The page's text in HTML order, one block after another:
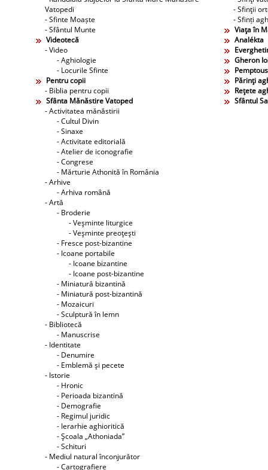
Vatopedi
- Sfinte Moaște
- Sfântul Munte
- Sfinţii
- Sfinți
Viaţa în
Videotecă
- Video
- Aghiologie
- Locurile Sfinte
Analékta
Gheron
Pentru copii
- Biblia pentru copii
Părinţi
Reţete
Sfânta Mănăstire Vatoped
- Activitatea mănăstirii
- Cultul Divin
- Sinaxe
- Activitate editorială
- Atelier de iconografie
- Congrese
- Mărturie Athonită în România
- Arhive
- Arhiva română
- Artă
- Broderie
- Veşminte liturgice
- Veşminte preoţeşti
- Fresce post-bizantine
- Icoane portabile
- Icoane bizantine
- Icoane post-bizantine
- Miniatură bizantină
- Miniatură post-bizantină
- Mozaicuri
- Sculptură în lemn
- Bibliotecă
- Manuscrise
- Identitate
- Denumire
- Emblemă şi pecete
- Istorie
- Hronic
- Perioada bizantină
- Demografie
- Regimul juridic
- Ierarhie aghioritică
- Şcoala „Athoniada”
- Schituri
- Mediul natural înconjurător
- Cartografiere
Sfântul